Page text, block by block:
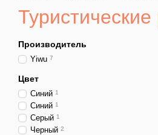
Туристические
Производитель
Yiwu 7
Цвет
Синий 1
Синий 1
Серый 1
Черный 2